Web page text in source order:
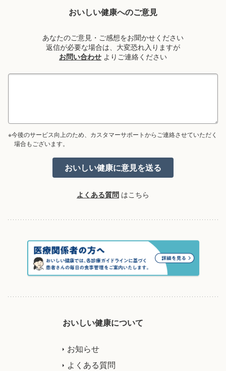
おいしい健康へのご意見
あなたのご意見・ご感想をお聞かせください
返信が必要な場合は、大変恐れ入りますが
お問い合わせ よりご連絡ください
※今後のサービス向上のため、カスタマーサポートからご連絡させていただく
場合もございます。
よくある質問 はこちら
おいしい健康について
お知らせ
よくある質問